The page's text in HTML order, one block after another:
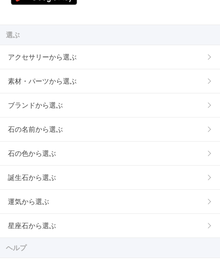
選ぶ
アクセサリーから選ぶ
素材・パーツから選ぶ
ブランドから選ぶ
石の名前から選ぶ
石の色から選ぶ
誕生石から選ぶ
運気から選ぶ
星座石から選ぶ
ヘルプ